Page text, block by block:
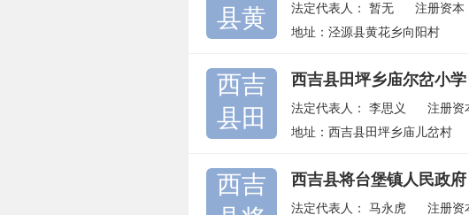
县黄
法定代表人：暂无 注册资本
地址：泾源县黄花乡向阳村
西吉
县田
西吉县田坪乡庙尔岔小学
法定代表人：李思义 注册资
地址：西吉县田坪乡庙儿岔村
西吉
西吉县将台堡镇人民政府
法定代表人：马永虎 注册资